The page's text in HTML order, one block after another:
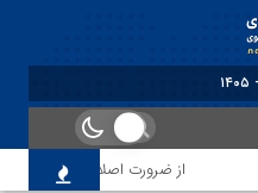
از ضرورت اصلاح رویه‌های